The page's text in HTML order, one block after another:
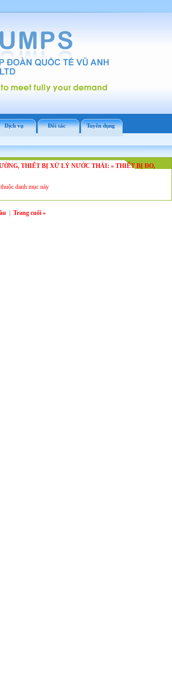
Dịch vụ Đối tác Tuyển dụng
THIẾT BỊ XỬ LÝ NƯỚC THẢI: » THIẾT BỊ ĐO,
danh mục này
Trang cuối »